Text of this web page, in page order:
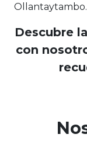
Ollantaytambo.
Descubre
con